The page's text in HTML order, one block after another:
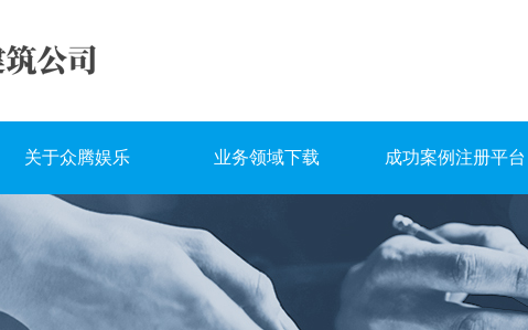
关于众腾娱乐 业务领域下载 成功案例注册平台